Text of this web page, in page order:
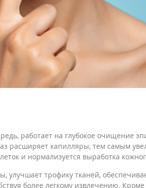
работает на глубокое очищение
расширяет капилляры, тем самым
и нормализуется выработка
улучшает трофику тканей,
более легкому извлечению.